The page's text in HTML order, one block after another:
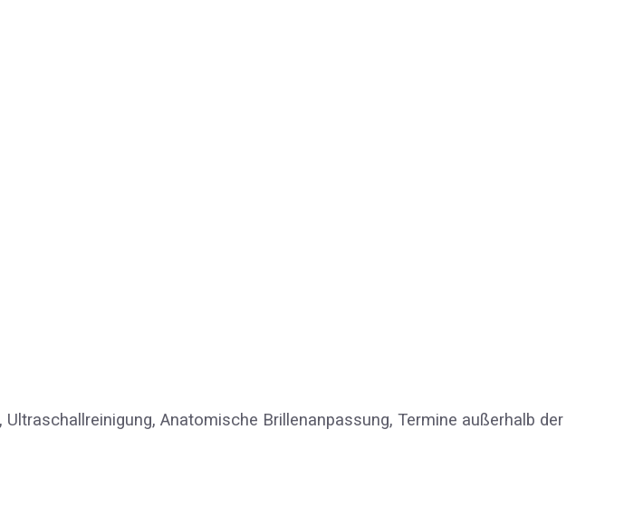
Anatomische Brillenanpassung, Termine außerhalb der